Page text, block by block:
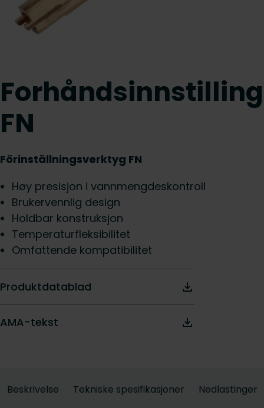
FN
Förinställningsverktyg FN
Høy presisjon i vannmengdeskontroll
Brukervennlig design
Holdbar konstruksjon
Temperaturfleksibilitet
Omfattende kompatibilitet
Produktdatablad
AMA-tekst
Beskrivelse Tekniske spesifikasjoner Nedlastinger